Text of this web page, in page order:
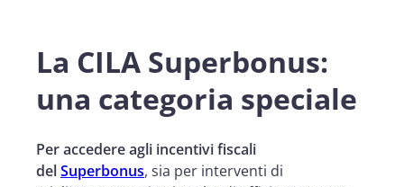
La CILA Superbonus:
una categoria speciale
Per accedere agli incentivi fiscali
delSuperbonus, sia per interventi di